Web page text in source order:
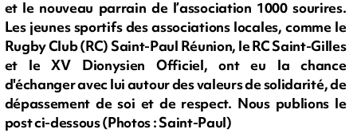
et le nouveau parrain de l’association 1000 sourires.
Les jeunes sportifs des associations locales, comme le
Rugby Club (RC) Saint-Paul Réunion, le RC Saint-Gilles
et le XV Dionysien Officiel, ont eu la chance
d'échanger avec lui autour des valeurs de solidarité, de
dépassement de soi et de respect. Nous publions le
post ci-dessous (Photos : Saint-Paul)